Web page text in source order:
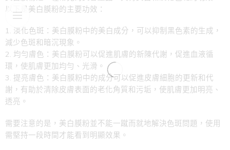
以下是美白膜粉的主要功效：
淡化色斑：美白膜粉中的美白成分，可以抑制黑色素的生成，
減少色斑和暗沉現象。
均勻膚色：美白膜粉可以促進肌膚的新陳代謝，促進血液循
環，使肌膚更加均勻、光滑。
提亮膚色：美白膜粉中的成分可以促進皮膚細胞的更新和代
謝，有助於清除皮膚表面的老化角質和污垢，使肌膚更加明亮、
透亮。
需要注意的是，美白膜粉並不能一蹴而就地解決色斑問題，使用
需堅持一段時間才能看到明顯效果。